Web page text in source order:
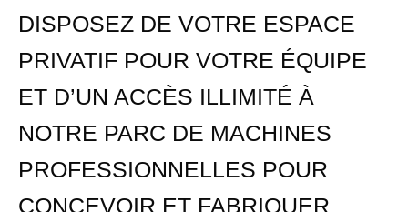
DISPOSEZ DE VOTRE ESPACE
PRIVATIF POUR VOTRE ÉQUIPE
ET D’UN ACCÈS ILLIMITÉ À
NOTRE PARC DE MACHINES
PROFESSIONNELLES POUR
CONCEVOIR ET FABRIQUER
disponibles pour
la réunion
d’information en
ligne.